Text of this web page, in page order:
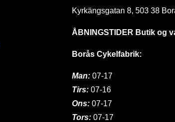
Kyrkängsgatan 8, 503 38
ÅBNINGSTIDER Butik og
Borås Cykelfabrik:
Man: 07-17
Tirs: 07-16
Ons:07-17
Tors: 07-17